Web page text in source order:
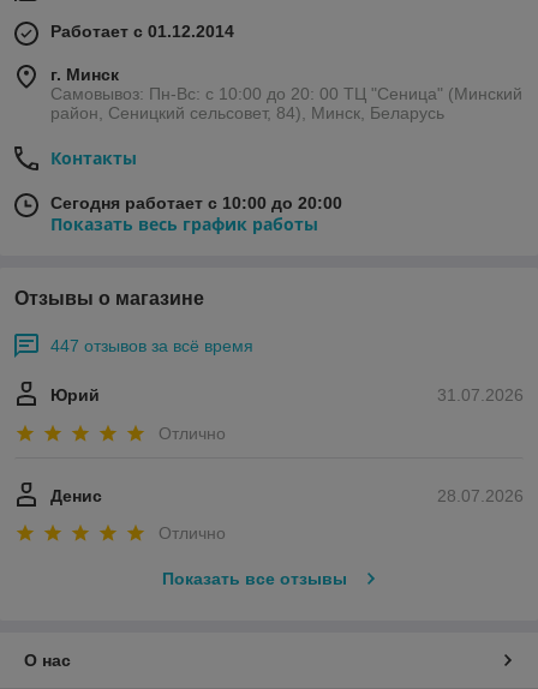
Работает с 01.12.2014
г. Минск
Самовывоз: Пн-Вс: с 10:00 до 20: 00 ТЦ "Сеница" (Минский
район, Сеницкий сельсовет, 84), Минск, Беларусь
Контакты
Сегодня работает с 10:00 до 20:00
Показать весь график работы
Отзывы о магазине
447 отзывов за всё время
31.07.2026
Юрий
Отлично
28.07.2026
Денис
Отлично
Показать все отзывы
О нас